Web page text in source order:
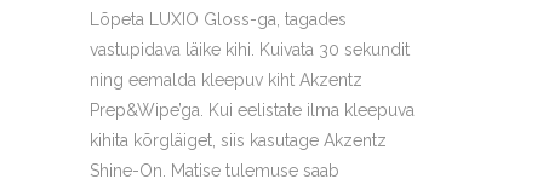
Lõpeta LUXIO Gloss-ga, tagades
vastupidava läike kihi. Kuivata 30 sekundit
ning eemalda kleepuv kiht Akzentz
Prep&Wipe’ga. Kui eelistate ilma kleepuva
kihita kõrgläiget, siis kasutage Akzentz
Shine-On. Matise tulemuse saab